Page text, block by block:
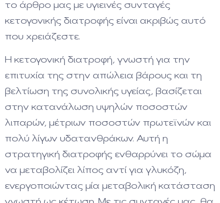
το άρθρο μας με υγιεινές συνταγές
κετογονικής διατροφής είναι ακριβώς αυτό
που χρειάζεστε.
Η κετογονική διατροφή, γνωστή για την
επιτυχία της στην απώλεια βάρους και τη
βελτίωση της συνολικής υγείας, βασίζεται
στην κατανάλωση υψηλών ποσοστών
λιπαρών, μέτριων ποσοστών πρωτεϊνών και
πολύ λίγων υδατανθράκων. Αυτή η
στρατηγική διατροφής ενθαρρύνει το σώμα
να μεταβολίζει λίπος αντί για γλυκόζη,
ενεργοποιώντας μία μεταβολική κατάσταση